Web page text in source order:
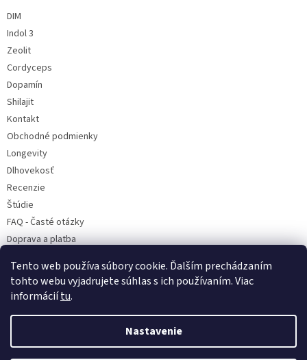
Tento web používa súbory cookie. Ďalším prechádzaním
tohto webu vyjadrujete súhlas s ich používaním. Viac
informáciítu.
Nastavenie
DIM
Indol 3
Zeolit
Cordyceps
Dopamín
Shilajit
Kontakt
Obchodné podmienky
Longevity
Dlhovekosť
Recenzie
Štúdie
FAQ - Časté otázky
Doprava a platba
Napíšte nám
Vytvoril Shoptet